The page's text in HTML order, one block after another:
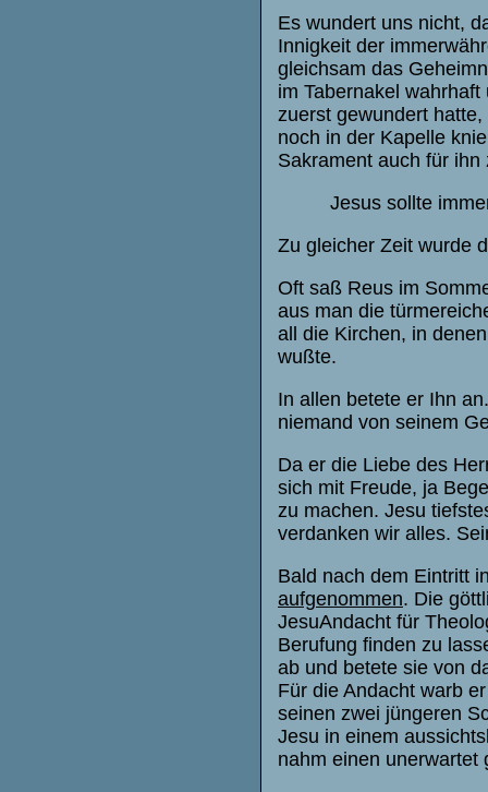
Es wundert uns nicht,
Innigkeit der
gleichsam das
im Tabernakel
zuerst gewundert
noch in der Kapelle
Sakrament auch für
Jesus sollte
Zu gleicher Zeit wurde
Oft saß Reus im
aus man die
all die Kirchen, in
wußte.
In allen betete er Ihn
niemand von seinem
Da er die Liebe des
sich mit Freude, ja
zu machen. Jesu
verdanken wir alles.
Bald nach dem Eintritt
aufgenommen. Die
JesuAndacht für
Berufung finden zu
ab und betete sie von
Für die Andacht warb
seinen zwei jüngeren
Jesu in einem
nahm einen unerwartet